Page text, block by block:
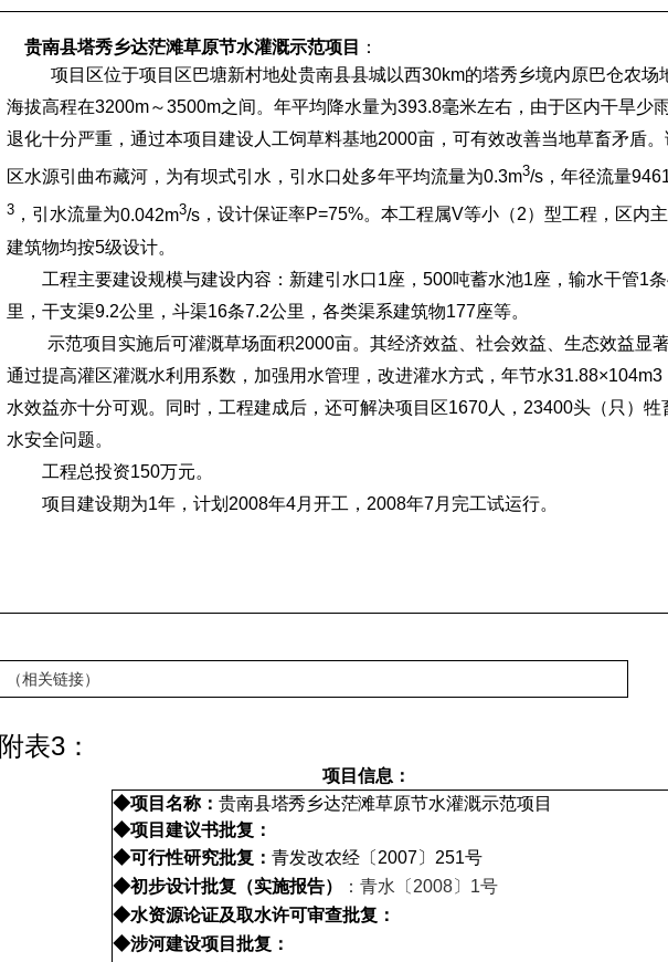
贵南县塔秀乡达茫滩草原节水灌溉示范项目
：
项目区位于项目区巴塘新村地处贵南县县城以西30km的塔秀乡境内原巴仓农场
海拔高程在3200m～3500m之间。年平均降水量为393.8毫米左右，由于区内干旱少
退化十分严重，通过本项目建设人工饲草料基地2000亩，可有效改善当地草畜矛盾。
区水源引曲布藏河，为有坝式引水，引水口处多年平均流量为0.3m3/s ，年径流量
3 ，引水流量为0.042m3/s ，设计保证率P=75%。本工程属V等小（2）型工程，区内
建筑物均按5级设计。
工程主要建设规模与建设内容：新建引水口1座，500吨蓄水池1座，输水干管1条
里，干支渠9.2公里，斗渠16条7.2公里，各类渠系建筑物177座等。
示范项目实施后可灌溉草场面积2000亩。其经济效益、社会效益、生态效益显
通过提高灌区灌溉水利用系数，加强用水管理，改进灌水方式，年节水31.88×104m3
水效益亦十分可观。同时，工程建成后，还可解决项目区1670人， 23400头（只）牲
水安全问题。
工程总投资150万元。
项目建设期为1年，计划 2008年4月开工， 2008年7月完工试运行。
（相关链接）
附表3 ：
项目信息：
◆项目名称： 贵南县塔秀乡达茫滩草原节水灌溉示范项目
◆项目建议书批复：
◆可行性研究批复： 青发改农经〔2007〕251号
◆初步设计批复（实施报告）
：青水〔2008〕1号
◆水资源论证及取水许可审查批复：
◆涉河建设项目批复：